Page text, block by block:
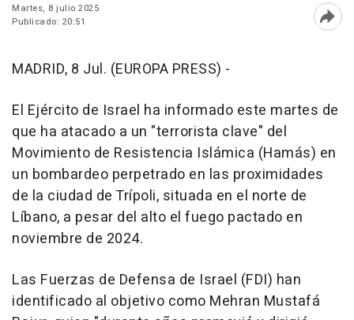
Martes, 8 julio 2025
Publicado: 20:51
MADRID, 8 Jul. (EUROPA PRESS) -
El Ejército de Israel ha informado este martes de
que ha atacado a un "terrorista clave" del
Movimiento de Resistencia Islámica (Hamás) en
un bombardeo perpetrado en las proximidades
de la ciudad de Trípoli, situada en el norte de
Líbano, a pesar del alto el fuego pactado en
noviembre de 2024.
Las Fuerzas de Defensa de Israel (FDI) han
identificado al objetivo como Mehran Mustafá